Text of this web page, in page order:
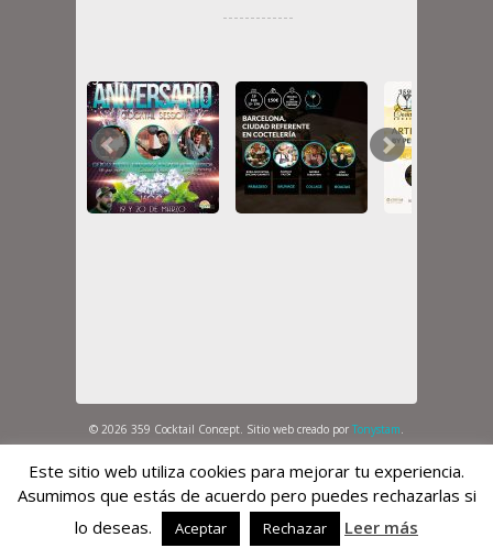
© 2026 359 Cocktail Concept. Sitio web creado por Tonystam
Este sitio web utiliza cookies para mejorar tu experiencia.
Asumimos que estás de acuerdo pero puedes rechazarlas si
lo deseas.
Aceptar Rechazar Leer más